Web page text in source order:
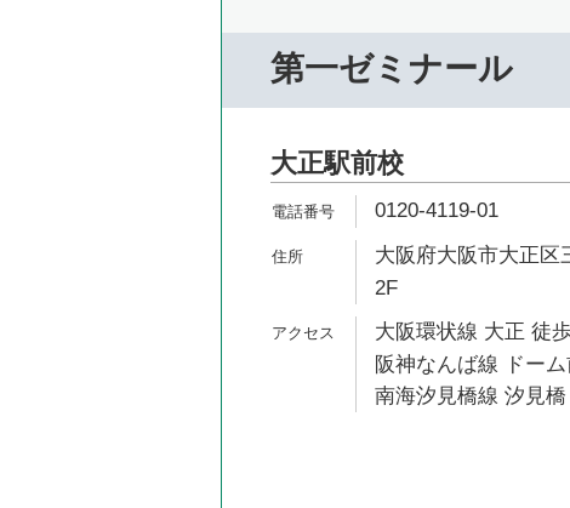
第一ゼミナール
大正駅前校
0120-4119-01
大阪府大阪市大正区
2F
大阪環状線 大正 徒
阪神なんば線 ドー
南海汐見橋線 汐見